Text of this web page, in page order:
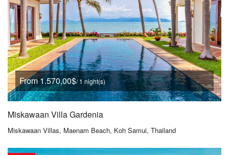
From 1.570,00$/ 1 night(s)
Miskawaan Villa Gardenia
Miskawaan Villas, Maenam Beach, Koh Samui, Thailand